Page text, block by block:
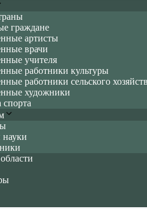
граждане
артисты
врачи
учителя
работники культуры
работники сельского
художники
спорта
науки